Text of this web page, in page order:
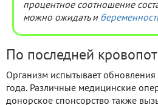
процентное соотношение
можно ожидать и
По последней
Организм испытывает обновления
года. Различные медицинские
донорское спонсорство также